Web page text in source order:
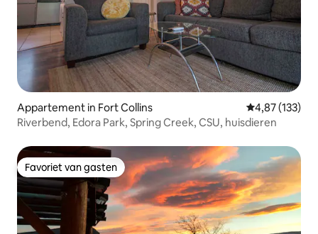
Appartement in Fort Collins Gemiddelde
4,87 (133)
Riverbend, Edora Park, Spring Creek, CSU, huisdieren
Favoriet van gasten
Favoriet van gasten